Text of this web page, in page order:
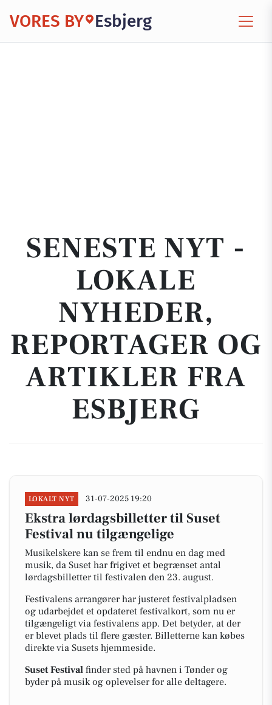
VORES BY Esbjerg
SENESTE NYT -
LOKALE
NYHEDER,
REPORTAGER OG
ARTIKLER FRA
ESBJERG
LOKALT NYT 31-07-2025 19:20
Ekstra lørdagsbilletter til Suset
Festival nu tilgængelige
Musikelskere kan se frem til endnu en dag med
musik, da Suset har frigivet et begrænset antal
lørdagsbilletter til festivalen den 23. august.
Festivalens arrangører har justeret festivalpladsen
og udarbejdet et opdateret festivalkort, som nu er
tilgængeligt via festivalens app. Det betyder, at der
er blevet plads til flere gæster. Billetterne kan købes
direkte via Susets hjemmeside.
Suset Festival finder sted på havnen i Tønder og
byder på musik og oplevelser for alle deltagere.